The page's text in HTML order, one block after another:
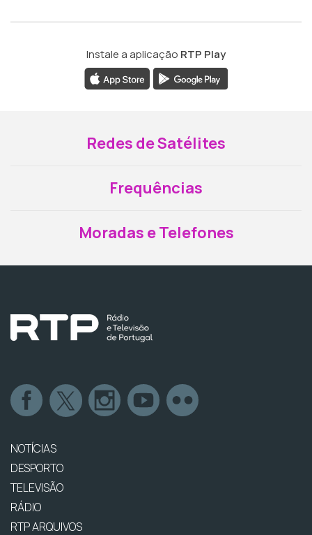
Instale a aplicação RTP Play
Redes de Satélites
Frequências
Moradas e Telefones
NOTÍCIAS
DESPORTO
TELEVISÃO
RÁDIO
RTP ARQUIVOS